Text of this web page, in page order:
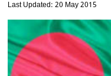
Last Updated: 20 May 2015